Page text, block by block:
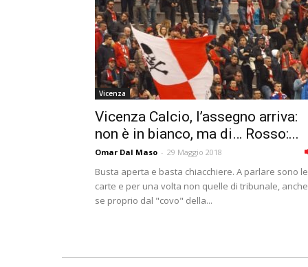
Vicenza
Vicenza Calcio, l’assegno arriva:
non è in bianco, ma di… Rosso:...
Omar Dal Maso - 29 Maggio 2018
Busta aperta e basta chiacchiere. A parlare sono le
carte e per una volta non quelle di tribunale, anche
se proprio dal "covo" della...